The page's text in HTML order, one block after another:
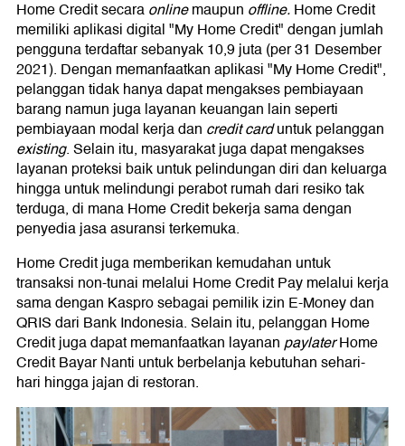
Home Credit secaraonlinemaupun offline.Home Credit
memiliki aplikasi digital "My Home Credit" dengan jumlah
pengguna terdaftar sebanyak 10,9 juta (per 31 Desember
2021). Dengan memanfaatkan aplikasi "My Home Credit",
pelanggan tidak hanya dapat mengakses pembiayaan
barang namun juga layanan keuangan lain seperti
pembiayaan modal kerja dan credit carduntuk pelanggan
existing. Selain itu, masyarakat juga dapat mengakses
layanan proteksi baik untuk pelindungan diri dan keluarga
hingga untuk melindungi perabot rumah dari resiko tak
terduga, di mana Home Credit bekerja sama dengan
penyedia jasa asuransi terkemuka.
Home Credit juga memberikan kemudahan untuk
transaksi non-tunai melalui Home Credit Pay melalui kerja
sama dengan Kaspro sebagai pemilik izin E-Money dan
QRIS dari Bank Indonesia. Selain itu, pelanggan Home
Credit juga dapat memanfaatkan layananpaylaterHome
Credit Bayar Nanti untuk berbelanja kebutuhan sehari-
hari hingga jajan di restoran.